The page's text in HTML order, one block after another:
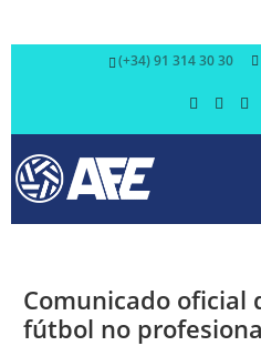
(+34) 91 314 30 30
Comunicado oficial
fútbol no